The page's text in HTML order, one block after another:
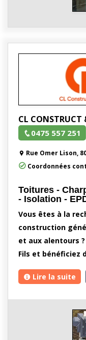
CL CONSTRUCT
0475 557 251
Rue Omer Lison,
Coordonnées
Toitures -
- Isolation -
Vous êtes à la
construction
et aux alentours
Fils et bénéficiez
Lire la suite